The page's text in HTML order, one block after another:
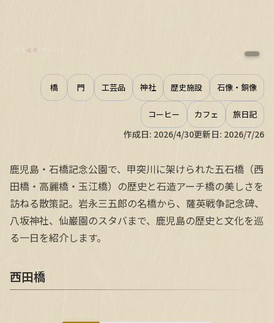
作成日: 2026/4/30更新日: 2026/7/26
橋 門 工芸品 神社 歴史施設 石像・銅像
コーヒー カフェ 旅日記
鹿児島・石橋記念公園で、甲突川に架けられた五石橋（西
田橋・高麗橋・玉江橋）の歴史と石造アーチ橋の美しさを
訪ねる散策記。岩永三五郎の名橋から、薩英戦争記念碑、
八坂神社、仙巌園のスタバまで、鹿児島の歴史と文化を巡
る一日を紹介します。
西田橋